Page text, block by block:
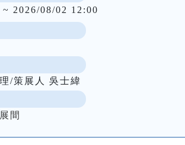
2026/08/02 12:00
/策展人 吳士緯
間